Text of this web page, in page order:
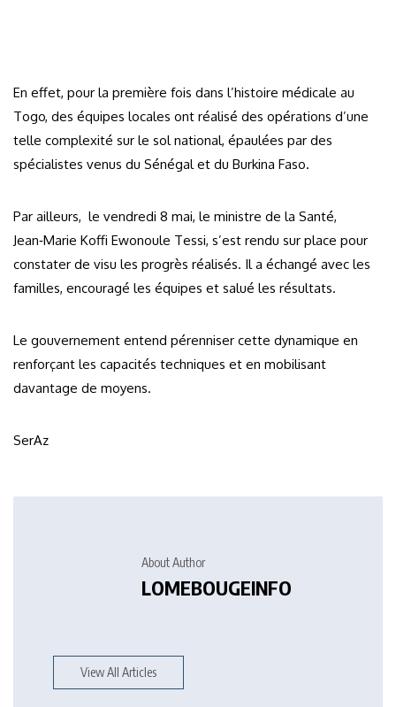
En effet, pour la première fois dans l’histoire médicale au
Togo, des équipes locales ont réalisé des opérations d’une
telle complexité sur le sol national, épaulées par des
spécialistes venus du Sénégal et du Burkina Faso.
Par ailleurs, le vendredi 8 mai, le ministre de la Santé,
Jean‑Marie Koffi Ewonoule Tessi, s’est rendu sur place pour
constater de visu les progrès réalisés. Il a échangé avec les
familles, encouragé les équipes et salué les résultats.
Le gouvernement entend pérenniser cette dynamique en
renforçant les capacités techniques et en mobilisant
davantage de moyens.
SerAz
About Author
LOMEBOUGEINFO
View All Articles